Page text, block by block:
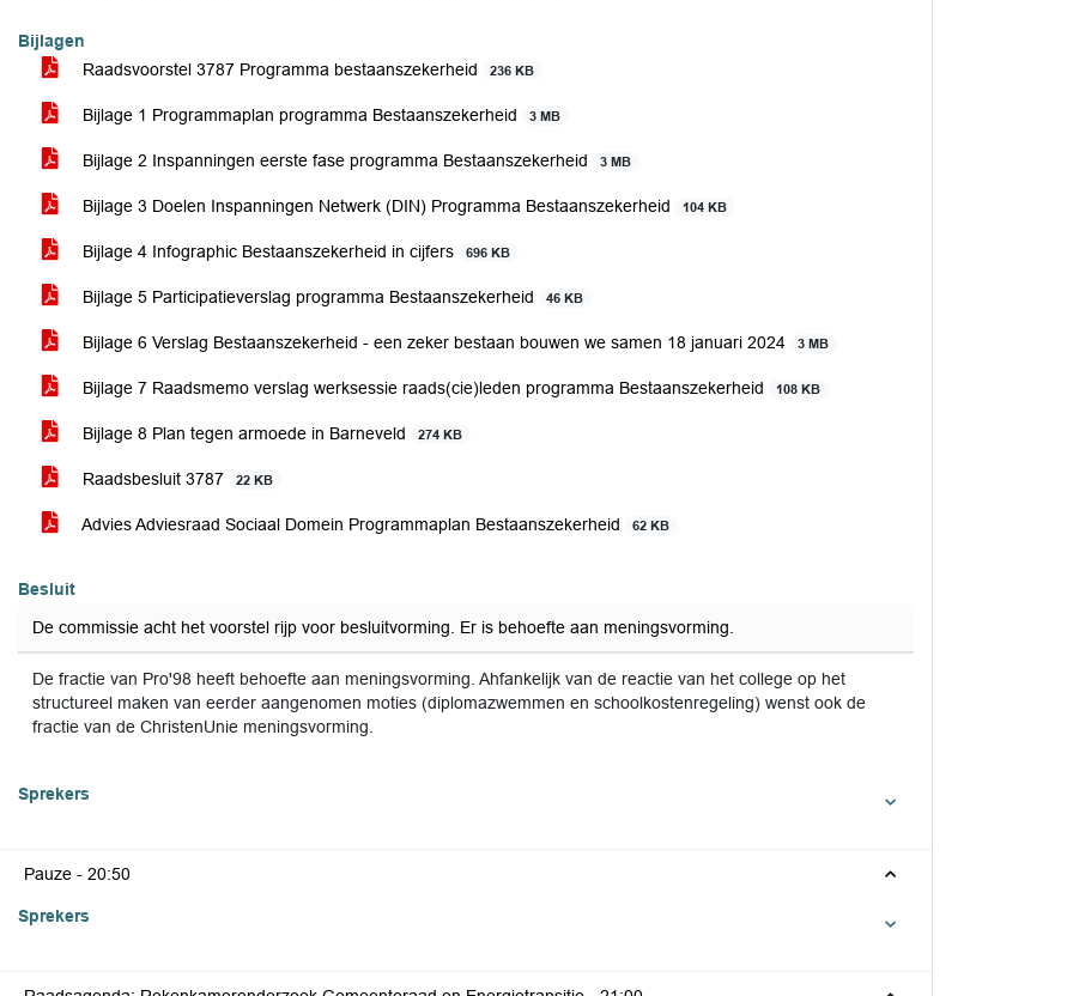
Bijlagen
Raadsvoorstel 3787 Programma bestaanszekerheid
236 KB
Bijlage 1 Programmaplan programma Bestaanszekerheid 3 MB
Bijlage 2 Inspanningen eerste fase programma Bestaanszekerheid 3 MB
Bijlage 3 Doelen Inspanningen Netwerk (DIN) Programma Bestaanszekerheid 104 KB
Bijlage 4 Infographic Bestaanszekerheid in cijfers 696 KB
Bijlage 5 Participatieverslag programma Bestaanszekerheid 46 KB
Bijlage 6 Verslag Bestaanszekerheid - een zeker bestaan bouwen we samen 18 januari 2024 3 MB
Bijlage 7 Raadsmemo verslag werksessie raads(cie)leden programma Bestaanszekerheid 108 KB
Bijlage 8 Plan tegen armoede in Barneveld 274 KB
Raadsbesluit 3787 22 KB
Advies Adviesraad Sociaal Domein Programmaplan Bestaanszekerheid 62 KB
Besluit
De commissie acht het voorstel rijp voor besluitvorming. Er is behoefte aan meningsvorming.
De fractie van Pro'98 heeft behoefte aan meningsvorming. Ahfankelijk van de reactie van het college op het
structureel maken van eerder aangenomen moties (diplomazwemmen en schoolkostenregeling) wenst ook de
fractie van de ChristenUnie meningsvorming.
Sprekers
Pauze - 20:50
Sprekers